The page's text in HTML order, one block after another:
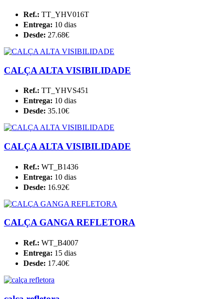
Ref.: TT_YHV016T
Entrega: 10 dias
Desde: 27.68€
CALÇA ALTA VISIBILIDADE
Ref.: TT_YHVS451
Entrega: 10 dias
Desde: 35.10€
CALÇA ALTA VISIBILIDADE
Ref.: WT_B1436
Entrega: 10 dias
Desde: 16.92€
CALÇA GANGA REFLETORA
Ref.: WT_B4007
Entrega: 15 dias
Desde: 17.40€